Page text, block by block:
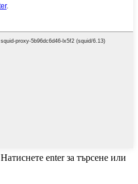
Натиснете enter за търсене или